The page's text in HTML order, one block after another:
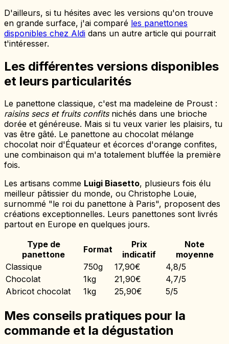
D'ailleurs, si tu hésites avec les versions qu'on trouve
en grande surface, j'ai comparé les panettones
disponibles chez Aldi dans un autre article qui pourrait
t'intéresser.
Les différentes versions disponibles
et leurs particularités
Le panettone classique, c'est ma madeleine de Proust :
raisins secs et fruits confitsnichés dans une brioche
dorée et généreuse. Mais si tu veux varier les plaisirs, tu
vas être gâté. Le panettone au chocolat mélange
chocolat noir d'Équateur et écorces d'orange confites,
une combinaison qui m'a totalement bluffée la première
fois.
Les artisans comme Luigi Biasetto, plusieurs fois élu
meilleur pâtissier du monde, ou Christophe Louie,
surnommé "le roi du panettone à Paris", proposent des
créations exceptionnelles. Leurs panettones sont livrés
partout en Europe en quelques jours.
Type de
panettone
Format
Prix
indicatif
Note
moyenne
Classique
750g 17,90€
4,8/5
Chocolat
1kg 21,90€
4,7/5
Abricot chocolat
1kg 25,90€ 5/5
Mes conseils pratiques pour la
commande et la dégustation